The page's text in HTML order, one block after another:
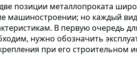
позиции металлопроката
машиностроении; но каждый
В первую очередь
нужно обозначить
при его строительном